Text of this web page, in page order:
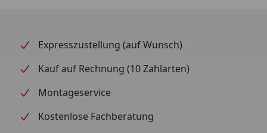
Expresszustellung (auf Wunsch)
Kauf auf Rechnung (10 Zahlarten)
Montageservice
Kostenlose Fachberatung